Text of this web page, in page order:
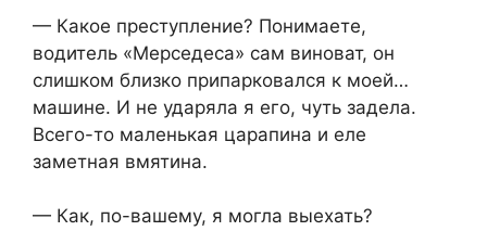
— Какое преступление? Понимаете,
водитель «Мерседеса» сам виноват, он
слишком близко припарковался к моей…
машине. И не ударяла я его, чуть задела.
Всего-то маленькая царапина и еле
заметная вмятина.
— Как, по-вашему, я могла выехать?